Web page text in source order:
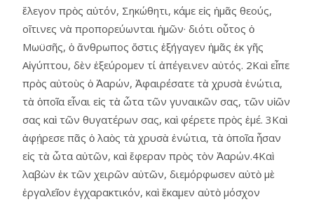
ἔλεγον πρὸς αὐτόν, Σηκώθητι, κάμε εἰς ἡμᾶς θεούς,
οἵτινες νὰ προπορεύωνται ἡμῶν· διότι οὗτος ὁ
Μωϋσῆς, ὁ ἄνθρωπος ὅστις ἐξήγαγεν ἡμᾶς ἐκ γῆς
Αἰγύπτου, δὲν ἐξεύρομεν τί ἀπέγεινεν αὐτός. 2Καὶ εἶπε
πρὸς αὐτοὺς ὁ Ἀαρών, Ἀφαιρέσατε τὰ χρυσὰ ἐνώτια,
τὰ ὁποῖα εἶναι εἰς τὰ ὦτα τῶν γυναικῶν σας, τῶν υἱῶν
σας καὶ τῶν θυγατέρων σας, καὶ φέρετε πρὸς ἐμέ. 3Καὶ
ἀφῄρεσε πᾶς ὁ λαὸς τὰ χρυσὰ ἐνώτια, τὰ ὁποῖα ἦσαν
εἰς τὰ ὦτα αὐτῶν, καὶ ἔφεραν πρὸς τὸν Ἀαρών.4Καὶ
λαβὼν ἐκ τῶν χειρῶν αὐτῶν, διεμόρφωσεν αὐτὸ μὲ
ἐργαλεῖον ἐγχαρακτικόν, καὶ ἔκαμεν αὐτὸ μόσχον